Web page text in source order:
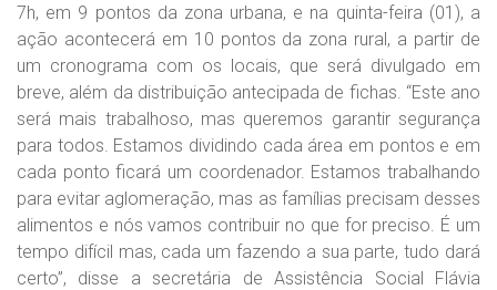
7h, em 9 pontos da zona urbana, e na quinta-feira (01), a
ação acontecerá em 10 pontos da zona rural, a partir de
um cronograma com os locais, que será divulgado em
breve, além da distribuição antecipada de fichas. “Este ano
será mais trabalhoso, mas queremos garantir segurança
para todos. Estamos dividindo cada área em pontos e em
cada ponto ficará um coordenador. Estamos trabalhando
para evitar aglomeração, mas as famílias precisam desses
alimentos e nós vamos contribuir no que for preciso. É um
tempo difícil mas, cada um fazendo a sua parte, tudo dará
certo”, disse a secretária de Assistência Social Flávia